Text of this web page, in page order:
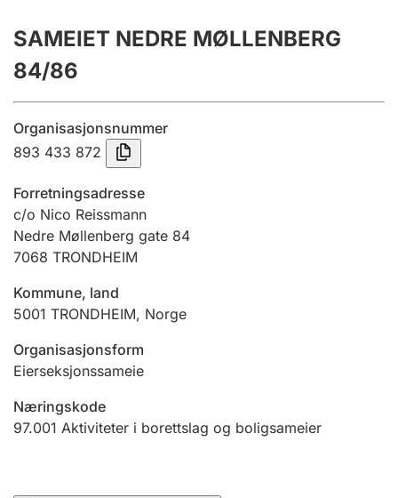
Innsending og forsinkelsesgebyr
Tinglysing
Jeger
Betaling og jegeravgiftskort
Ektepaktveileder
Offentlig sektor
Andre tema
SAMEIET NEDRE MØLLENBERG
84/86
Organisasjonsnummer
893 433 872
Forretningsadresse
c/o Nico Reissmann
Nedre Møllenberg gate 84
7068 TRONDHEIM
Kommune, land
5001 TRONDHEIM, Norge
Organisasjonsform
Eierseksjonssameie
Næringskode
97.001 Aktiviteter i borettslag og boligsameier